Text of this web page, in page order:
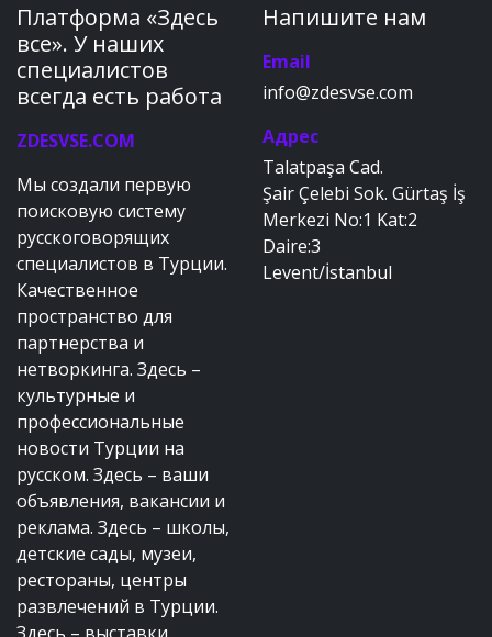
Платформа «Здесь
все». У наших
специалистов
всегда есть работа
ZDESVSE.COM
Мы создали первую
поисковую систему
русскоговорящих
специалистов в Турции.
Качественное
пространство для
партнерства и
нетворкинга. Здесь –
культурные и
профессиональные
новости Турции на
русском. Здесь – ваши
объявления, вакансии и
реклама. Здесь – школы,
детские сады, музеи,
рестораны, центры
развлечений в Турции.
Напишите нам
Email
info@zdesvse.com
Адрес
Talatpaşa Cad.
Şair Çelebi Sok. Gürtaş İş
Merkezi No:1 Kat:2
Daire:3
Levent/İstanbul